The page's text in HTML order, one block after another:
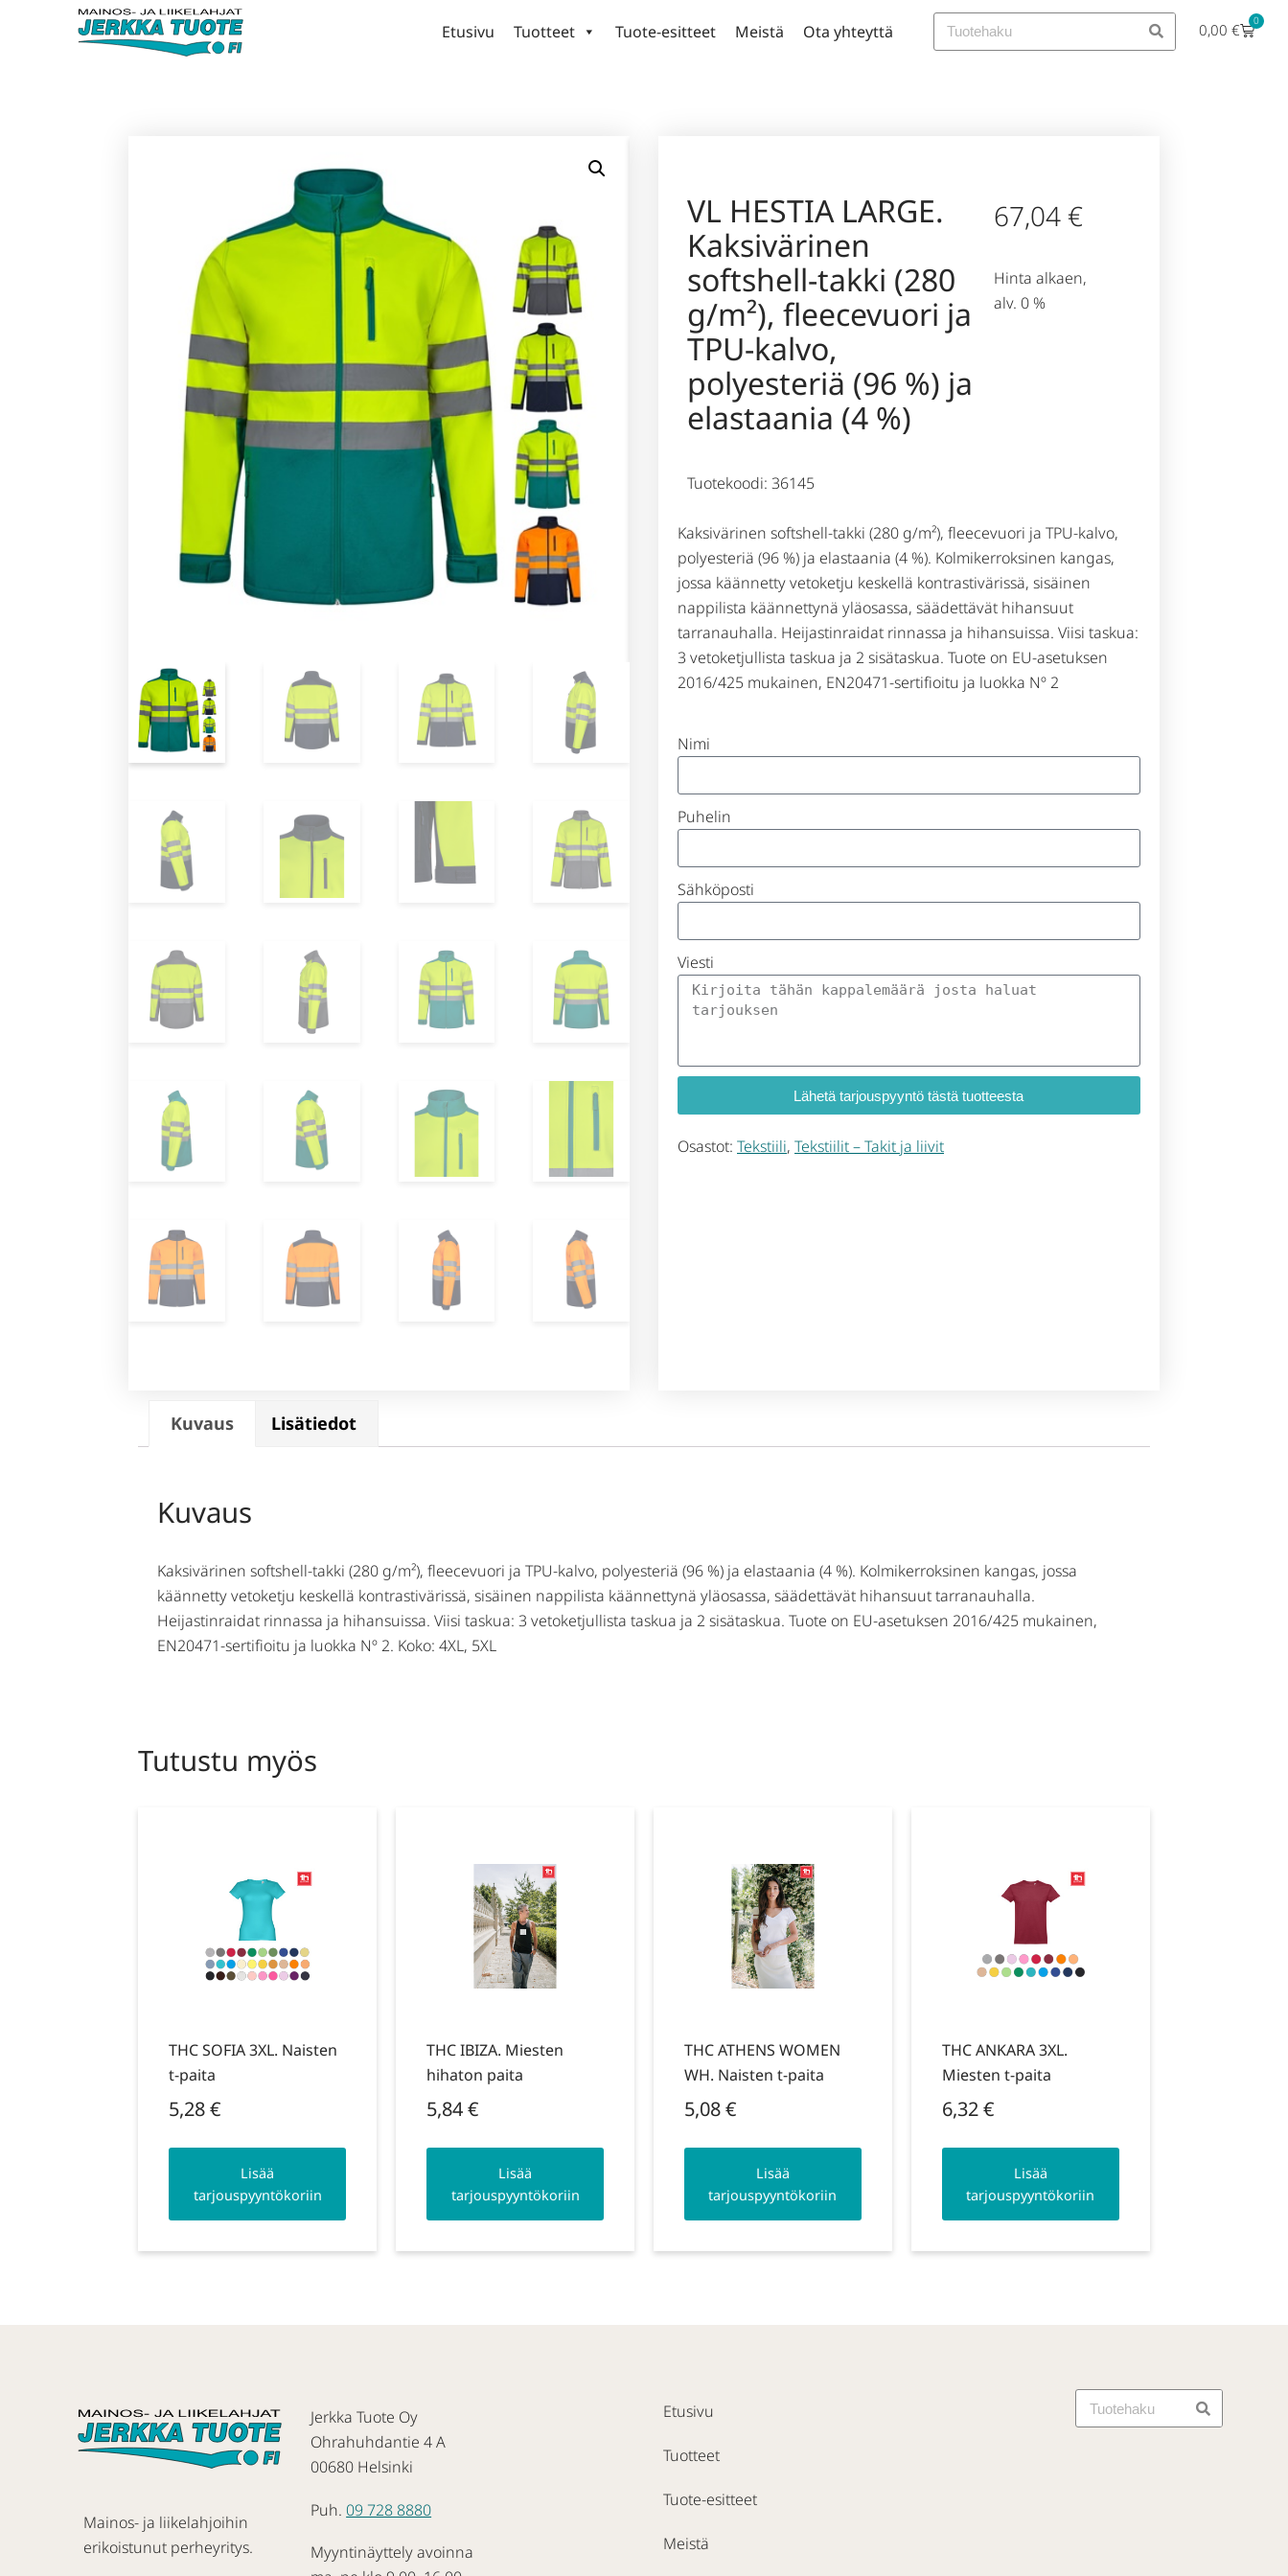
Etusivu Tuotteet Tuote-esitteet Meistä Ota yhteyttä 0,00€ 0
VL HESTIA LARGE.
Kaksivärinen
softshell-takki (280
g/m²), fleecevuori ja
TPU-kalvo,
polyesteriä (96 %) ja
elastaania (4 %)
Tuotekoodi: 36145
67,04 €
Hinta alkaen,
alv. 0 %
Kaksivärinen softshell-takki (280 g/m²), fleecevuori ja TPU-kalvo,
polyesteriä (96 %) ja elastaania (4 %). Kolmikerroksinen kangas,
jossa käännetty vetoketju keskellä kontrastivärissä, sisäinen
nappilista käännettynä yläosassa, säädettävät hihansuut
tarranauhalla. Heijastinraidat rinnassa ja hihansuissa. Viisi taskua:
3 vetoketjullista taskua ja 2 sisätaskua. Tuote on EU-asetuksen
2016/425 mukainen, EN20471-sertifioitu ja luokka Nº 2
Nimi
Puhelin
Sähköposti
Viesti
Lähetä tarjouspyyntö tästä tuotteesta
Osastot: Tekstiili, Tekstiilit – Takit ja liivit
Kuvaus Lisätiedot
Kuvaus
Kaksivärinen softshell-takki (280 g/m²), fleecevuori ja TPU-kalvo, polyesteriä (96 %) ja elastaania (4 %). Kolmikerroksinen kangas, jossa
käännetty vetoketju keskellä kontrastivärissä, sisäinen nappilista käännettynä yläosassa, säädettävät hihansuut tarranauhalla.
Heijastinraidat rinnassa ja hihansuissa. Viisi taskua: 3 vetoketjullista taskua ja 2 sisätaskua. Tuote on EU-asetuksen 2016/425 mukainen,
EN20471-sertifioitu ja luokka Nº 2. Koko: 4XL, 5XL
Tutustu myös
THC SOFIA 3XL. Naisten
t-paita
5,28€
Lisää
tarjouspyyntökoriin
THC IBIZA. Miesten
hihaton paita
5,84€
Lisää
tarjouspyyntökoriin
THC ATHENS WOMEN
WH. Naisten t-paita
5,08€
Lisää
tarjouspyyntökoriin
THC ANKARA 3XL.
Miesten t-paita
6,32€
Lisää
tarjouspyyntökoriin
Mainos- ja liikelahjoihin
erikoistunut perheyritys.
Jerkka Tuote Oy
Ohrahuhdantie 4 A
00680 Helsinki
Puh. 09 728 8880
Myyntinäyttely avoinna
Etusivu
Tuotteet
Tuote-esitteet
Meistä